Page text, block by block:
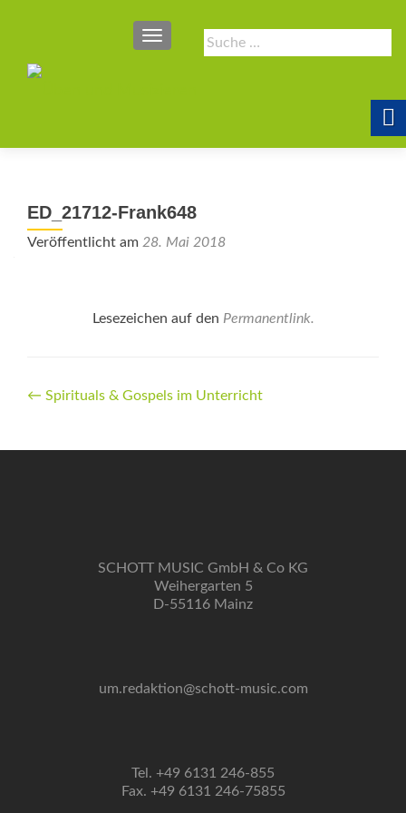
Suche
nach:
SCHALTE NAVIGATION
ED_21712-Frank648
Veröffentlicht am 28. Mai 2018
Lesezeichen auf den Permanentlink.
Beitrags-
← Spirituals & Gospels im Unterricht
SCHOTT MUSIC GmbH & Co KG
Weihergarten 5
D-55116 Mainz
um.redaktion@schott-music.com
Tel. +49 6131 246-855
Fax. +49 6131 246-75855